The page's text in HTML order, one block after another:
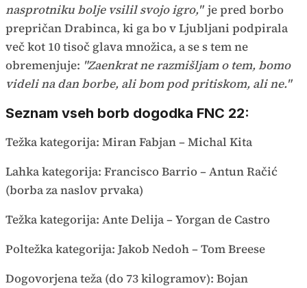
nasprotniku bolje vsilil svojo igro," je pred borbo
prepričan Drabinca, ki ga bo v Ljubljani podpirala
več kot 10 tisoč glava množica, a se s tem ne
obremenjuje: "Zaenkrat ne razmišljam o tem, bomo
videli na dan borbe, ali bom pod pritiskom, ali ne."
Seznam vseh borb dogodka FNC 22:
Težka kategorija: Miran Fabjan – Michal Kita
Lahka kategorija: Francisco Barrio – Antun Račić
(borba za naslov prvaka)
Težka kategorija: Ante Delija – Yorgan de Castro
Poltežka kategorija: Jakob Nedoh – Tom Breese
Dogovorjena teža (do 73 kilogramov): Bojan